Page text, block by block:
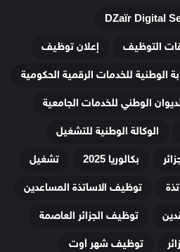
DZaïr Digital
التوظيف
إعلان توظيف
الوطنية للخدمات الرقمية الحكومية
الوطني للخدمات الجامعية
الوكالة الوطنية للتشغيل
بكالوريا 2025
تشغيل
توظيف الاساتذة المساعدين
توظيف الجزائر العاصمة
توظيف شهر أوت